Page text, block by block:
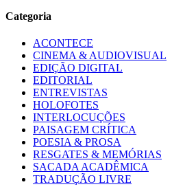
Categoria
ACONTECE
CINEMA & AUDIOVISUAL
EDIÇÃO DIGITAL
EDITORIAL
ENTREVISTAS
HOLOFOTES
INTERLOCUÇÕES
PAISAGEM CRÍTICA
POESIA & PROSA
RESGATES & MEMÓRIAS
SACADA ACADÊMICA
TRADUÇÃO LIVRE